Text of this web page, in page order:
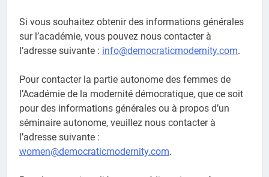
Si vous souhaitez obtenir des informations générales
sur l’académie, vous pouvez nous contacter à
l’adresse suivante : info@democraticmodernity.com.
Pour contacter la partie autonome des femmes de
l’Académie de la modernité démocratique, que ce soit
pour des informations générales ou à propos d’un
séminaire autonome, veuillez nous contacter à
l’adresse suivante :
women@democraticmodernity.com.